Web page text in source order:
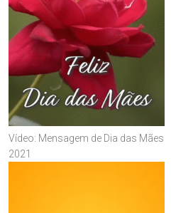
Vídeo: Mensagem de Dia das Mães
2021